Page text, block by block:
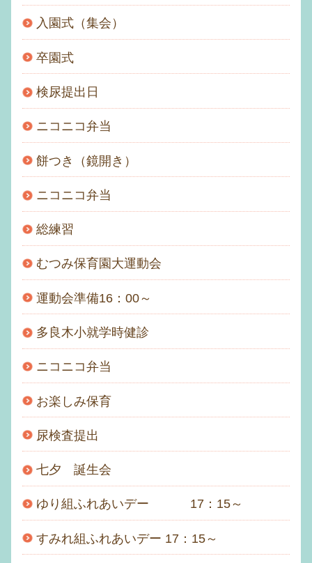
入園式（集会）
卒園式
検尿提出日
ニコニコ弁当
餅つき（鏡開き）
ニコニコ弁当
総練習
むつみ保育園大運動会
運動会準備16：00～
多良木小就学時健診
ニコニコ弁当
お楽しみ保育
尿検査提出
七夕 誕生会
ゆり組ふれあいデー 17：15～
すみれ組ふれあいデー 17：15～